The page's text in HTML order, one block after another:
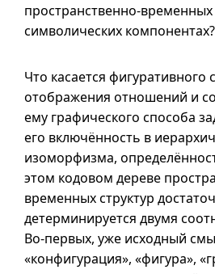
пространственно-
символических компонентах?
Что касается фигуративного
отображения отношений и
ему графического способа
его включённость в
изоморфизма,
этом кодовом дереве
временных структур
детерминируется двумя
Во-первых, уже исходный
«конфигурация», «фигура»,